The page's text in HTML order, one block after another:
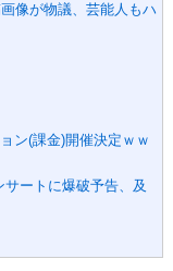
像が物議、芸能人もハ
ン(課金)開催決定ｗｗ
サートに爆破予告、及